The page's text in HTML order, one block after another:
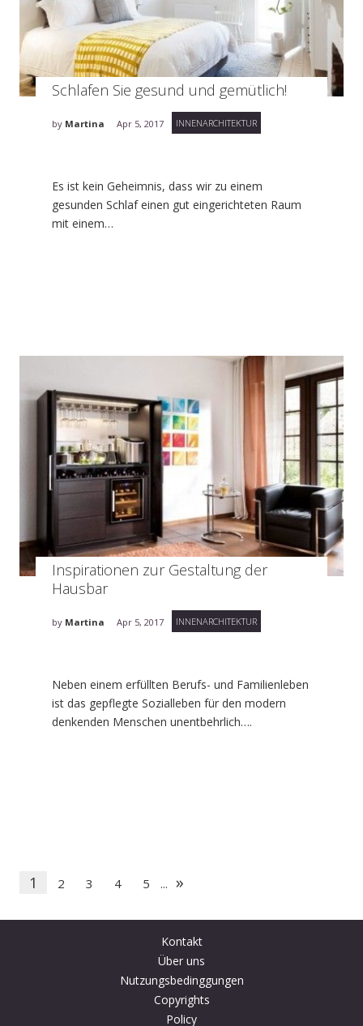
Schlafen Sie gesund und gemütlich!
by Martina Apr 5, 2017 INNENARCHITEKTUR
Es ist kein Geheimnis, dass wir zu einem
gesunden Schlaf einen gut eingerichteten Raum
mit einem…
Inspirationen zur Gestaltung der
Hausbar
by Martina Apr 5, 2017 INNENARCHITEKTUR
Neben einem erfüllten Berufs- und Familienleben
ist das gepflegte Sozialleben für den modern
denkenden Menschen unentbehrlich….
1 2 3 4 5 ... »
Kontakt
Über uns
Nutzungsbedinggungen
Copyrights
Policy